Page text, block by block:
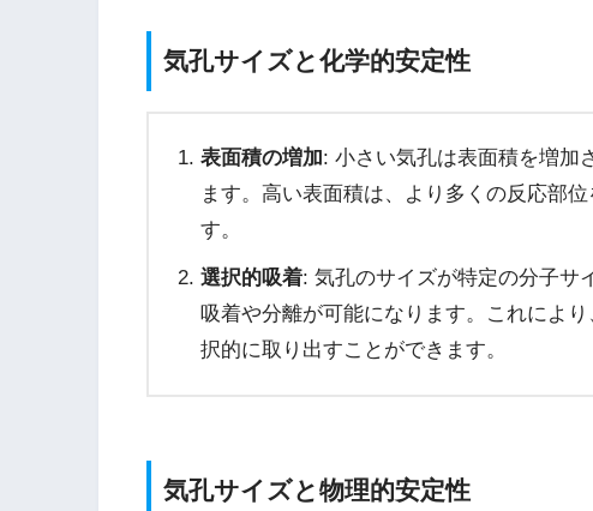
気孔サイズと化学的安定性
表面積の増加: 小さい気孔は表面積を増加
ます。高い表面積は、より多くの反応部
す。
選択的吸着: 気孔のサイズが特定の分子サ
吸着や分離が可能になります。これによ
択的に取り出すことができます。
気孔サイズと物理的安定性